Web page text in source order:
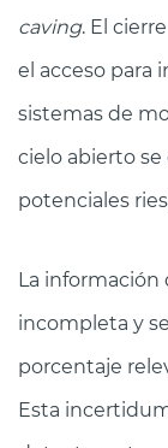
caving. El
el acceso para
sistemas de
cielo abierto
potenciales
La información
incompleta y
porcentaje
Esta